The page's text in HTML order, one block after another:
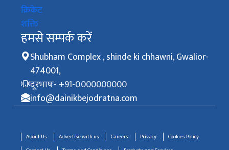
क्रिकेट
शक्ति
हमसे सम्पर्क करें
Shubham Complex , shinde ki chhawni, Gwalior-
474001,
दूरभाषः- +91-0000000000
info@dainikbejodratna.com
About Us Advertise with us Careers Privacy
Cookies Policy